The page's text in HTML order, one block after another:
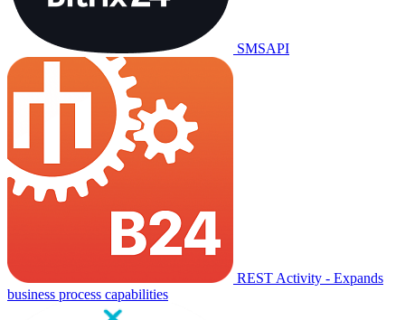
SMSAPI
REST Activity - Expands
business process capabilities